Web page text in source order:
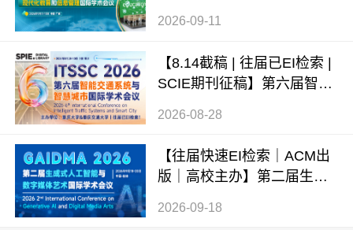
2026-09-11
【8.14截稿 | 往届已EI检索 |
SCIE期刊征稿】第六届智能
术会议（ITSSC 2026）
2026-08-28
【往届快速EI检索｜ACM出
版｜高校主办】第二届生成
术会议 (GAIDMA 2026)
2026-09-18